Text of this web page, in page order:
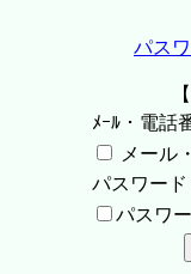
パス
ﾒｰﾙ・電話
メール
パスワード
パスワ